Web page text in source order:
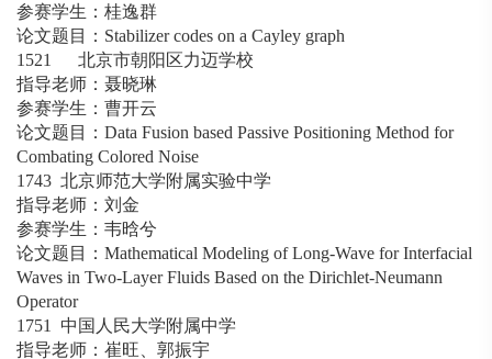
参赛学生：桂逸群
论文题目：Stabilizer codes on a Cayley graph
1521 北京市朝阳区力迈学校
指导老师：聂晓琳
参赛学生：曹开云
论文题目：Data Fusion based Passive Positioning Method for
Combating Colored Noise
1743 北京师范大学附属实验中学
指导老师：刘金
参赛学生：韦晗兮
论文题目：Mathematical Modeling of Long-Wave for Interfacial
Waves in Two-Layer Fluids Based on the Dirichlet-Neumann
Operator
1751 中国人民大学附属中学
指导老师：崔旺、郭振宇